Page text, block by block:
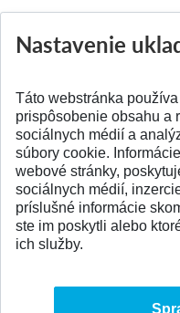
Nastavenie
Táto webstránka
prispôsobenie obsahu a
sociálnych médií a
súbory cookie.
webové stránky,
sociálnych médií,
príslušné informácie
ste im poskytli alebo
ich služby.